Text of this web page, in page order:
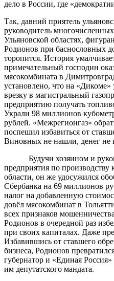
дело в России, где
Так, давний приятель
руководитель
Ульяновской областях,
Родионов при баснословных
торопится. История
примечательный господин
мясокомбината в
установлено, что на
врезку в магистральный
предприятию получать
Украли 98 миллионов
рублей. «Межрегионгаз»
поспешил избавиться от
Виновных не нашли, денег не
Будучи хозяином и
предприятия по производству
области, он же удосужился
Сбербанка на 69 миллионов
налог на добавленную
довёл мясокомбинат в
всех признаков
Родионов в очередной раз
при своих капиталах. Даже
Избавившись от ставшего
бизнеса, Родионов
губернатор и «Единая
им депутатского мандата.